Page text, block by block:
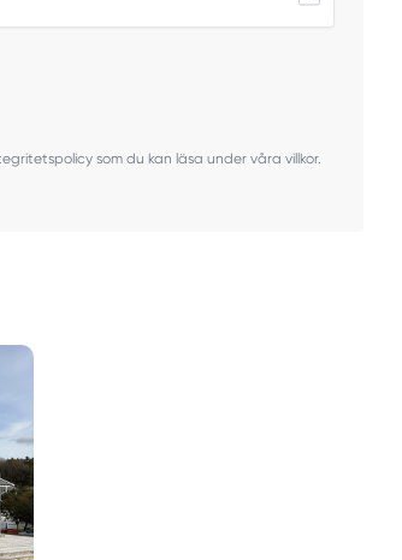
som du kan läsa under våra villkor.